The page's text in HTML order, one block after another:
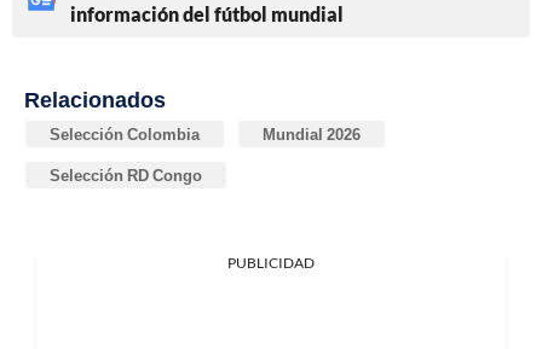
información del fútbol mundial
Relacionados
Selección Colombia Mundial 2026
Selección RD Congo
PUBLICIDAD